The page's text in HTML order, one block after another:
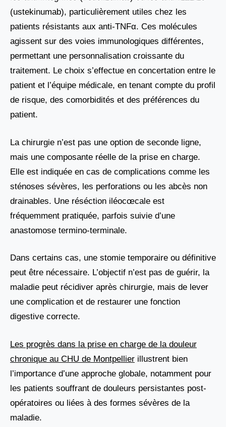
(ustekinumab), particulièrement utiles chez les
patients résistants aux anti-TNFα. Ces molécules
agissent sur des voies immunologiques différentes,
permettant une personnalisation croissante du
traitement. Le choix s’effectue en concertation entre le
patient et l’équipe médicale, en tenant compte du profil
de risque, des comorbidités et des préférences du
patient.
La chirurgie n’est pas une option de seconde ligne,
mais une composante réelle de la prise en charge.
Elle est indiquée en cas de complications comme les
sténoses sévères, les perforations ou les abcès non
drainables. Une réséction iléocœcale est
fréquemment pratiquée, parfois suivie d’une
anastomose termino-terminale.
Dans certains cas, une stomie temporaire ou définitive
peut être nécessaire. L’objectif n’est pas de guérir, la
maladie peut récidiver après chirurgie, mais de lever
une complication et de restaurer une fonction
digestive correcte.
Les progrès dans la prise en charge de la douleur
chronique au CHU de Montpellier illustrent bien
l’importance d’une approche globale, notamment pour
les patients souffrant de douleurs persistantes post-
opératoires ou liées à des formes sévères de la
maladie.